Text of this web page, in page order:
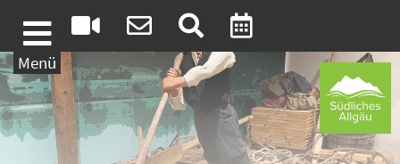
Weiter zum Inhalt
Menü